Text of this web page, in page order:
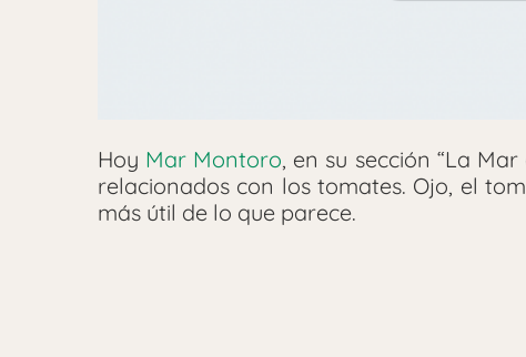
Hoy Mar Montoro, en su sección “La
relacionados con los tomates. Ojo, el
más útil de lo que parece.